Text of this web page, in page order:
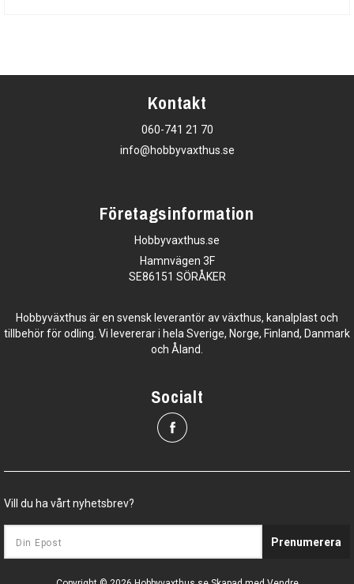
Kontakt
060-741 21 70
info@hobbyvaxthus.se
Företagsinformation
Hobbyvaxthus.se
Hamnvägen 3F
SE86151 SÖRÅKER
Hobbyväxthus är en svensk leverantör av växthus, kanalplast och
tillbehör för odling. Vi levererar i hela Sverige, Norge, Finland, Danmark
och Åland.
Socialt
Vill du ha vårt nyhetsbrev?
Prenumerera